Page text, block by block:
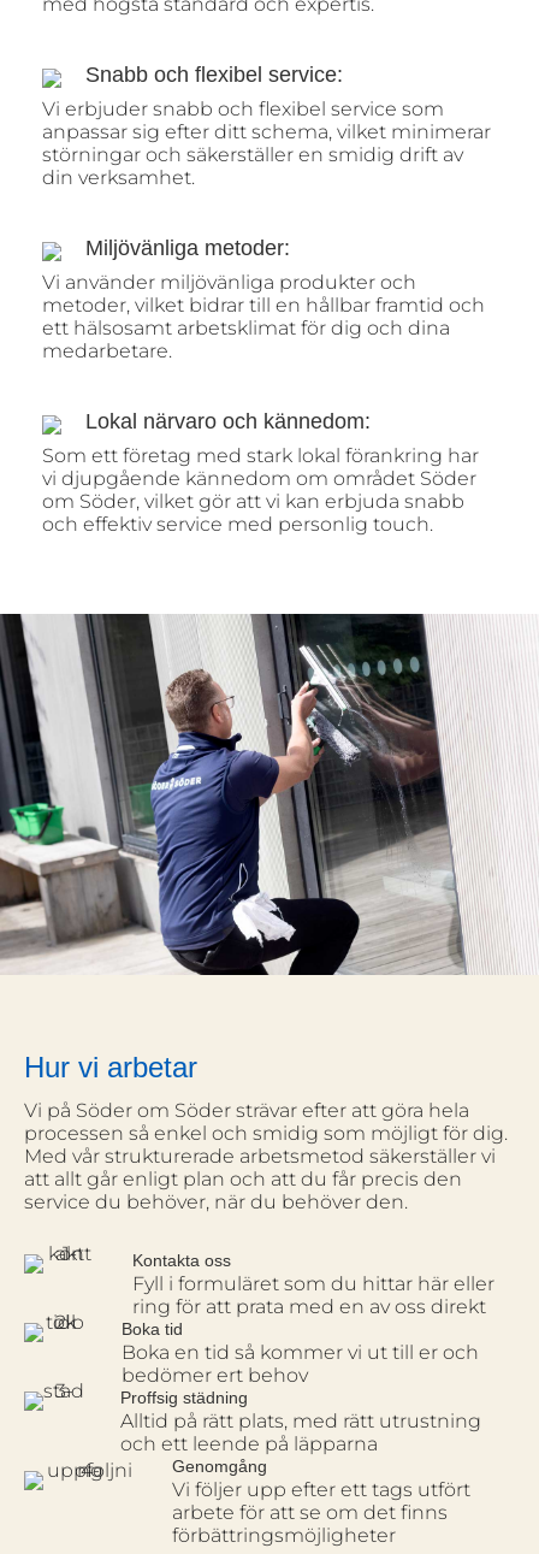
Snabb och flexibel service:
Vi erbjuder snabb och flexibel service som
anpassar sig efter ditt schema, vilket minimerar
störningar och säkerställer en smidig drift av
din verksamhet.
Miljövänliga metoder:
Vi använder miljövänliga produkter och
metoder, vilket bidrar till en hållbar framtid och
ett hälsosamt arbetsklimat för dig och dina
medarbetare.
Lokal närvaro och kännedom:
Som ett företag med stark lokal förankring har
vi djupgående kännedom om området Söder
om Söder, vilket gör att vi kan erbjuda snabb
och effektiv service med personlig touch.
Hur vi arbetar
Vi på Söder om Söder strävar efter att göra hela
processen så enkel och smidig som möjligt för dig.
Med vår strukturerade arbetsmetod säkerställer vi
att allt går enligt plan och att du får precis den
service du behöver, när du behöver den.
Kontakta oss
Fyll i formuläret som du hittar här eller
ring för att prata med en av oss direkt
Boka tid
Boka en tid så kommer vi ut till er och
bedömer ert behov
Proffsig städning
Alltid på rätt plats, med rätt utrustning
och ett leende på läpparna
Genomgång
Vi följer upp efter ett tags utfört
arbete för att se om det finns
förbättringsmöjligheter